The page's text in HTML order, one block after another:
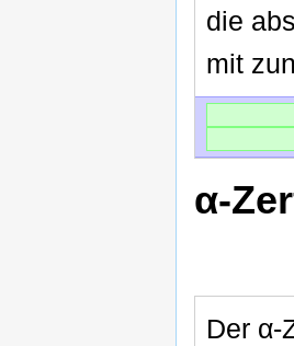
die
mit
α-
Der α-